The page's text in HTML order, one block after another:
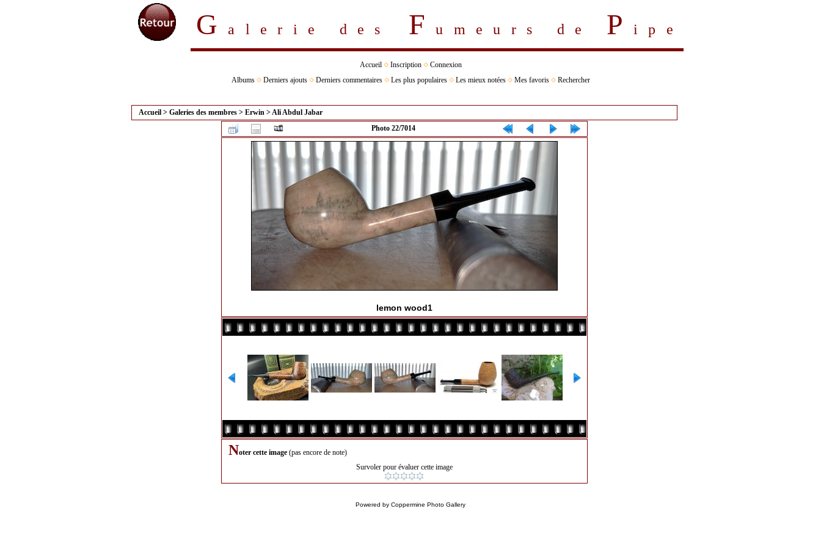
Galerie des Fumeurs de P ipe
Accueil Inscription
Connexion
Albums
Derniers ajouts Derniers commentaires Les plus populaires Les mieux notées Mes favoris Rechercher
Accueil > Galeries des membres > Erwin >Ali Abdul Jabar
Photo 22/7014
lemon wood1
Noter cette image (pas encore de note)
Survoler pour évaluer cette image
Powered by Coppermine Photo Gallery